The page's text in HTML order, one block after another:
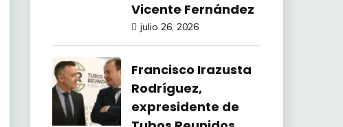
Vicente Fernández
julio 26, 2026
Francisco Irazusta
Rodríguez,
expresidente de